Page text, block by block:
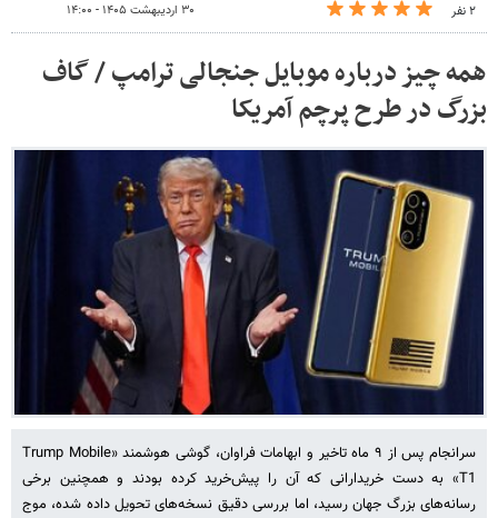
۲ نفر ۳۰ اردیبهشت ۱۴۰۵ - ۱۴:۰۰
همه چیز درباره موبایل جنجالی ترامپ / گاف
بزرگ در طرح پرچم آمریکا
سرانجام پس از ۹ ماه تاخیر و ابهامات فراوان، گوشی هوشمند «Trump Mobile
T1» به دست خریدارانی که آن را پیش‌خرید کرده بودند و همچنین برخی
رسانه‌های بزرگ جهان رسید، اما بررسی دقیق نسخه‌های تحویل داده شده، موج